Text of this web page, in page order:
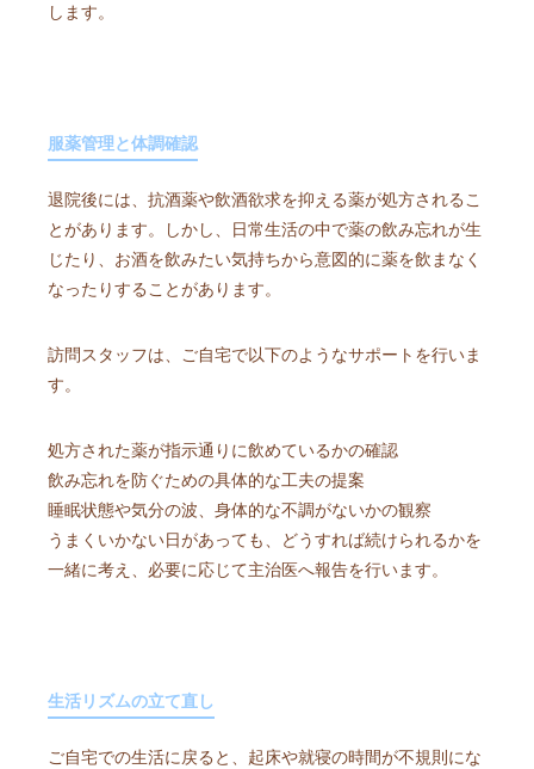
します。
服薬管理と体調確認
退院後には、抗酒薬や飲酒欲求を抑える薬が処方されるこ
とがあります。しかし、日常生活の中で薬の飲み忘れが生
じたり、お酒を飲みたい気持ちから意図的に薬を飲まなく
なったりすることがあります。
訪問スタッフは、ご自宅で以下のようなサポートを行いま
す。
処方された薬が指示通りに飲めているかの確認
飲み忘れを防ぐための具体的な工夫の提案
睡眠状態や気分の波、身体的な不調がないかの観察
うまくいかない日があっても、どうすれば続けられるかを
一緒に考え、必要に応じて主治医へ報告を行います。
生活リズムの立て直し
ご自宅での生活に戻ると、起床や就寝の時間が不規則にな